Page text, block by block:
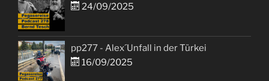
24/09/2025
pp277 - Alex´Unfall in der Türkei
16/09/2025